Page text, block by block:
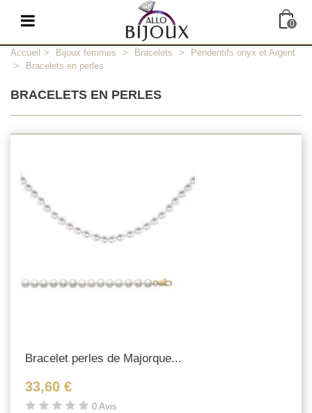
0
Accueil > Bijoux femmes > Bracelets >
Pendentifs onyx et Argent
>
Bracelets en perles
BRACELETS EN PERLES
Bracelet perles de Majorque...
33,60 €
0 Avis